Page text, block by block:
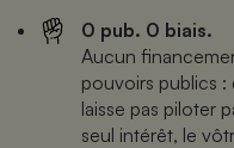
0 pub. 0 biais.
Aucun
pouvoirs publics
laisse pas piloter
seul intérêt, le